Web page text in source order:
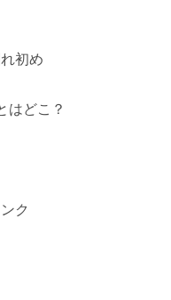
初め
はどこ？
ク